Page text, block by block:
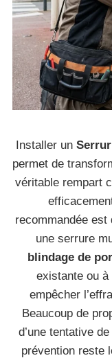
Installer un
permet de
véritable rempart
recommandée
une serrure
blindage de
existante ou
empêcher
Beaucoup de
d’une tentative
prévention reste